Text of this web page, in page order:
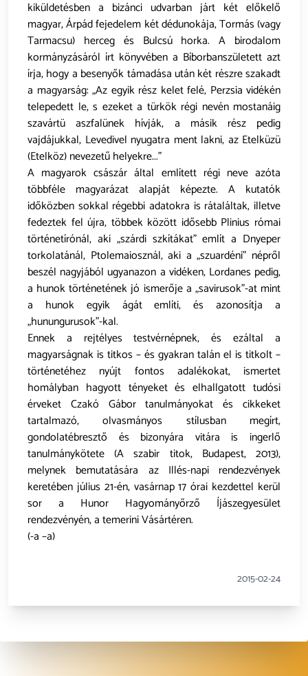
kiküldetésben a bizánci udvarban járt két előkelő
magyar, Árpád fejedelem két dédunokája, Tormás (vagy
Tarmacsu) herceg és Bulcsú horka. A birodalom
kormányzásáról írt könyvében a Bíborbanszületett azt
írja, hogy a besenyők támadása után két részre szakadt
a magyarság: „Az egyik rész kelet felé, Perzsia vidékén
telepedett le, s ezeket a türkök régi nevén mostanáig
szavártü aszfalünek hívják, a másik rész pedig
vajdájukkal, Levedivel nyugatra ment lakni, az Etelküzü
(Etelköz) nevezetű helyekre...”
A magyarok császár által említett régi neve azóta
többféle magyarázat alapját képezte. A kutatók
időközben sokkal régebbi adatokra is rátaláltak, illetve
fedeztek fel újra, többek között idősebb Plinius római
történetírónál, aki „szárdi szkítákat” említ a Dnyeper
torkolatánál, Ptolemaiosznál, aki a „szuardéni” népről
beszél nagyjából ugyanazon a vidéken, Lordanes pedig,
a hunok történetének jó ismerője a „savirusok”-at mint
a hunok egyik ágát említi, és azonosítja a
„hunungurusok”-kal.
Ennek a rejtélyes testvérnépnek, és ezáltal a
magyarságnak is titkos – és gyakran talán el is titkolt –
történetéhez nyújt fontos adalékokat, ismertet
homályban hagyott tényeket és elhallgatott tudósi
érveket Czakó Gábor tanulmányokat és cikkeket
tartalmazó, olvasmányos stílusban megírt,
gondolatébresztő és bizonyára vitára is ingerlő
tanulmánykötete (A szabir titok, Budapest, 2013),
melynek bemutatására az Illés-napi rendezvények
keretében július 21-én, vasárnap 17 órai kezdettel kerül
sor a Hunor Hagyományőrző Íjászegyesület
rendezvényén, a temerini Vásártéren.
(-a –a)
2015-02-24